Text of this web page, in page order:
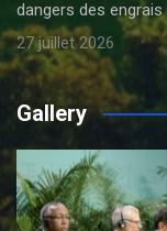
dangers des
27 juillet 2026
Gallery